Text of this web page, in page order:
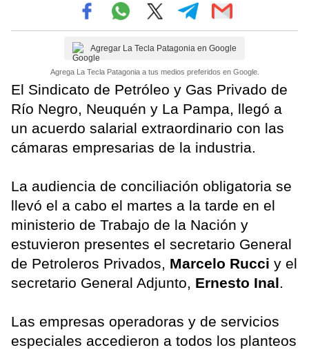
Agregar La Tecla Patagonia en Google
Agrega La Tecla Patagonia a tus medios preferidos en Google.
El Sindicato de Petróleo y Gas Privado de
Río Negro, Neuquén y La Pampa, llegó a
un acuerdo salarial extraordinario con las
cámaras empresarias de la industria.
La audiencia de conciliación obligatoria se
llevó el a cabo el martes a la tarde en el
ministerio de Trabajo de la Nación y
estuvieron presentes el secretario General
de Petroleros Privados, Marcelo Rucci y el
secretario General Adjunto, Ernesto Inal.
Las empresas operadoras y de servicios
especiales accedieron a todos los planteos